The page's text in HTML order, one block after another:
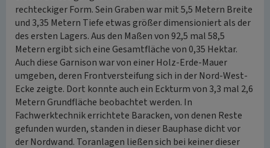
rechteckiger Form. Sein Graben war mit 5,5 Metern Breite
und 3,35 Metern Tiefe etwas größer dimensioniert als der
des ersten Lagers. Aus den Maßen von 92,5 mal 58,5
Metern ergibt sich eine Gesamtfläche von 0,35 Hektar.
Auch diese Garnison war von einer Holz-Erde-Mauer
umgeben, deren Frontversteifung sich in der Nord-West-
Ecke zeigte. Dort konnte auch ein Eckturm von 3,3 mal 2,6
Metern Grundfläche beobachtet werden. In
Fachwerktechnik errichtete Baracken, von denen Reste
gefunden wurden, standen in dieser Bauphase dicht vor
der Nordwand. Toranlagen ließen sich bei keiner dieser